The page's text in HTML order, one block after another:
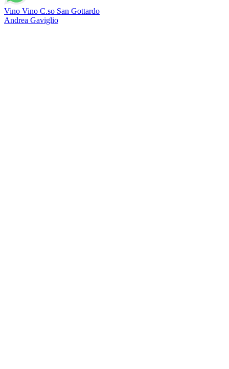
Vino Vino C.so San Gottardo
Andrea Gaviglio